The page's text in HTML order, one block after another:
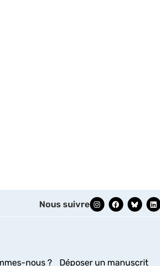
Nous suivre
nous ? Déposer un manuscrit